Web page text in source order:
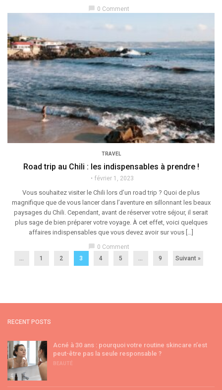
chat_bubble 0 Comment
TRAVEL
Road trip au Chili : les indispensables à prendre !
février 1, 2023
Vous souhaitez visiter le Chili lors d’un road trip ? Quoi de plus
magnifique que de vous lancer dans l’aventure en sillonnant les beaux
paysages du Chili. Cependant, avant de réserver votre séjour, il serait
plus sage de bien préparer votre voyage. À cet effet, voici quelques
affaires indispensables que vous devez avoir sur vous […]
0 Comment
1 2 3 4 5 9 Suivant »
RECENT POSTS
Acné à 30 ans : pourquoi votre routine skincare n’est
peut-être pas la seule responsable ?
BEAUTÉ